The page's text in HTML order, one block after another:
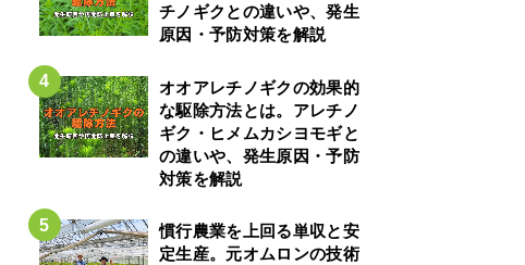
チノギクとの違いや、発生
原因・予防対策を解説
オオアレチノギクの効果的
な駆除方法とは。アレチノ
ギク・ヒメムカシヨモギと
の違いや、発生原因・予防
対策を解説
慣行農業を上回る単収と安
定生産。元オムロンの技術